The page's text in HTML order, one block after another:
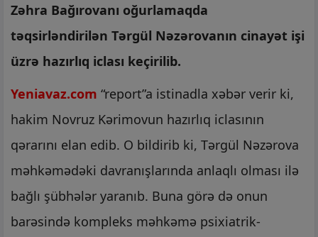
Zəhra Bağırovanı oğurlamaqda
təqsirləndirilən Tərgül Nəzərovanın cinayət işi
üzrə hazırlıq iclası keçirilib.
Yeniavaz.com “report”a istinadla xəbər verir ki,
hakim Novruz Kərimovun hazırlıq iclasının
qərarını elan edib. O bildirib ki, Tərgül Nəzərova
məhkəmədəki davranışlarında anlaqlı olması ilə
bağlı şübhələr yaranıb. Buna görə də onun
barəsində kompleks məhkəmə psixiatrik-